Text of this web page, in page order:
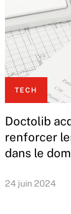
TECH
Doctolib
renforcer
dans le
24 juin 2024